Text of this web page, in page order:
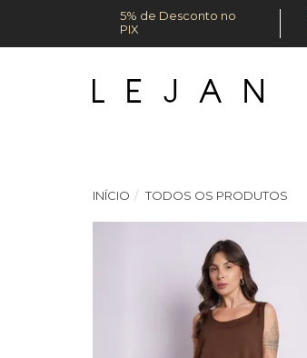
5% de Desconto no
PIX
INÍCIO TODOS OS PRODUTOS